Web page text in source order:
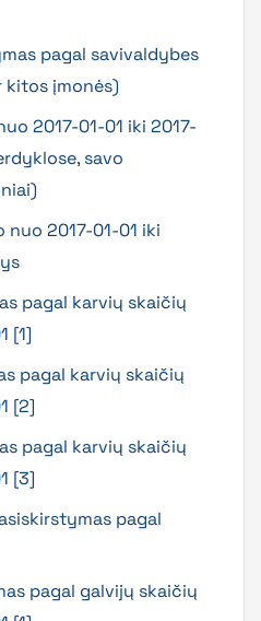
pagal savivaldybes
kitos įmonės)
2017-01-01 iki 2017-
savo
nuo 2017-01-01 iki
pagal karvių skaičių
[1]
pagal karvių skaičių
[2]
pagal karvių skaičių
[3]
pagal
pagal galvijų skaičių